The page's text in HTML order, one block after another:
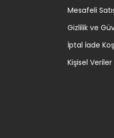
Mesafeli
Gizlilik ve
İptal İade
Kişisel Veriler